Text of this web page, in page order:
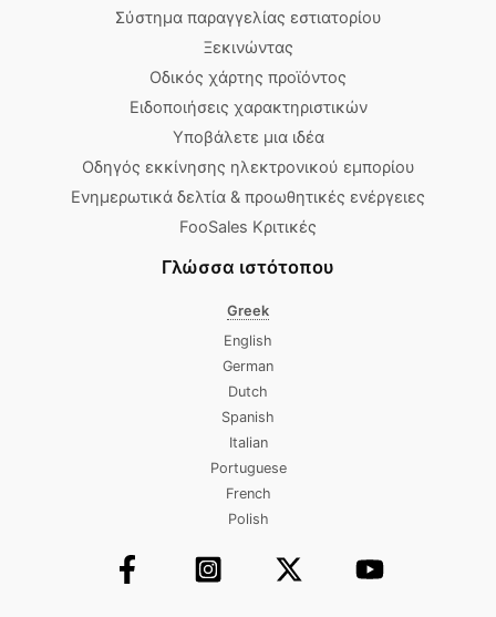
Σύστημα παραγγελίας εστιατορίου
Ξεκινώντας
Οδικός χάρτης προϊόντος
Ειδοποιήσεις χαρακτηριστικών
Υποβάλετε μια ιδέα
Οδηγός εκκίνησης ηλεκτρονικού εμπορίου
Ενημερωτικά δελτία & προωθητικές ενέργειες
FooSales Κριτικές
Γλώσσα ιστότοπου
Greek
English
German
Dutch
Spanish
Italian
Portuguese
French
Polish